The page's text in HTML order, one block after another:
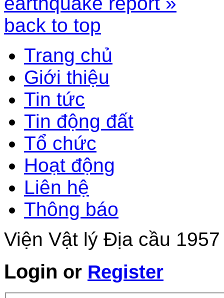
back to top
Trang chủ
Giới thiệu
Tin tức
Tin động đất
Tổ chức
Hoạt động
Liên hệ
Thông báo
Viện Vật lý Địa cầu
Login or Register